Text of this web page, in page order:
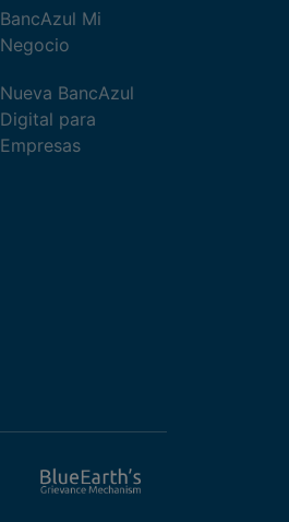
BancAzul Mi
Negocio
Nueva BancAzul
Digital para
Empresas